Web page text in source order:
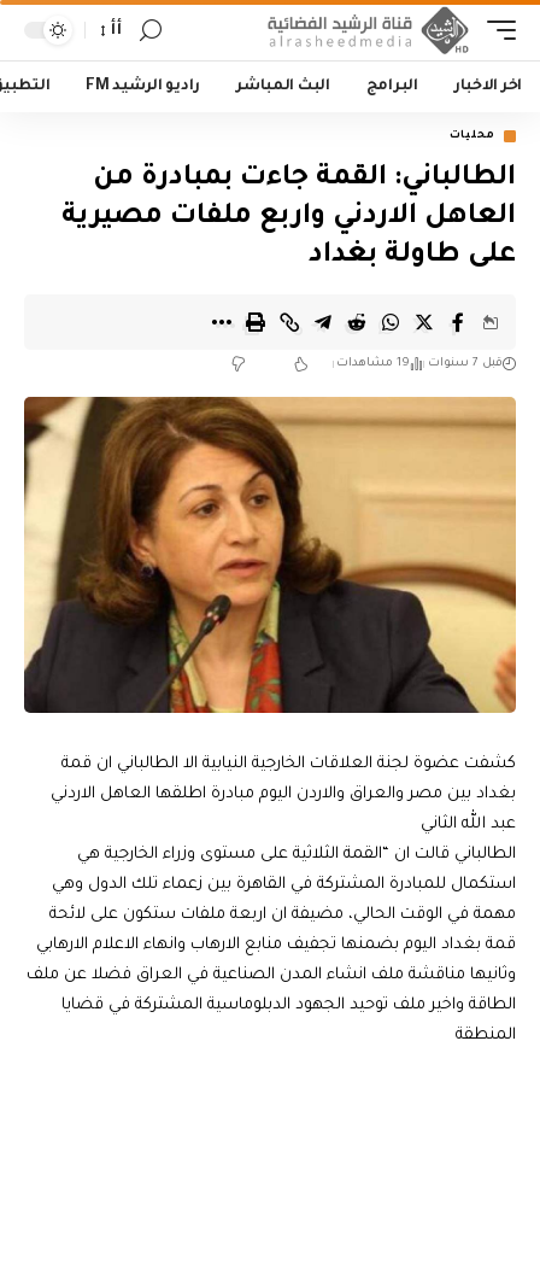
أأ
اخر الاخبار البرامج البث المباشر راديو الرشيد FM
محليات
الطالباني: القمة جاءت بمبادرة من
العاهل الاردني واربع ملفات مصيرية
على طاولة بغداد
قبل 7 سنوات 19 مشاهدات
كشفت عضوة لجنة العلاقات الخارجية النيابية الا الطالباني ان قمة
بغداد بين مصر والعراق والاردن اليوم مبادرة اطلقها العاهل الاردني
عبد الله الثاني
الطالباني قالت ان “القمة الثلاثية على مستوى وزراء الخارجية هي
استكمال للمبادرة المشتركة في القاهرة بين زعماء تلك الدول وهي
مهمة في الوقت الحالي، مضيفة ان اربعة ملفات ستكون على لائحة
قمة بغداد اليوم بضمنها تجفيف منابع الارهاب وانهاء الاعلام الارهابي
وثانيها مناقشة ملف انشاء المدن الصناعية في العراق فضلا عن ملف
الطاقة واخير ملف توحيد الجهود الدبلوماسية المشتركة في قضايا
المنطقة